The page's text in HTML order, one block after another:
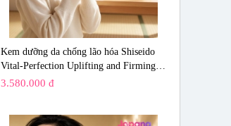
Kem dưỡng da chống lão hóa Shiseido
Vital-Perfection Uplifting and Firming
Advanced Cream Soft 50ml
3.580.000 đ